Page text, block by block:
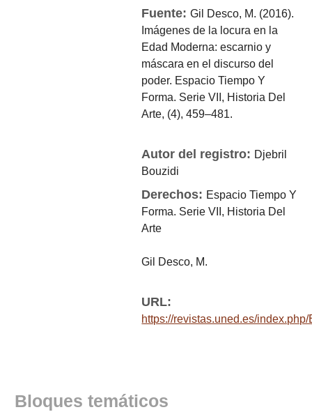
Fuente:Gil Desco, M. (2016).
Imágenes de la locura en la
Edad Moderna: escarnio y
máscara en el discurso del
poder. Espacio Tiempo Y
Forma. Serie VII, Historia Del
Arte, (4), 459–481.
Autor del registro: Djebril
Bouzidi
Derechos: Espacio Tiempo Y
Forma. Serie VII, Historia Del
Arte
Gil Desco, M.
URL:
https://revistas.uned.es/
Bloques temáticos